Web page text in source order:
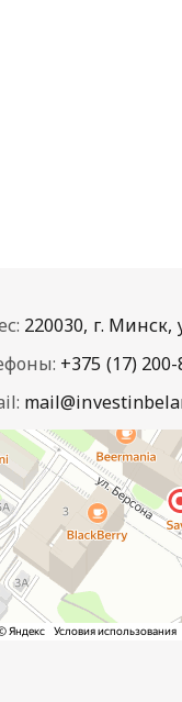
220030, г. Минск,
+375 (17)